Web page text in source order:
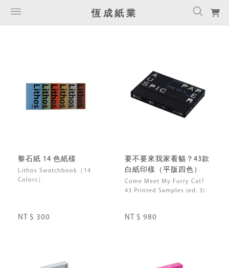
恆成紙業
黎石紙 14 色紙樣
Lithos Swatchbook（14
Colors）
NT $ 300
要不要來我家看貓？43款
白紙印樣（平版四色）
Come Meet My Furry Cat?
43 Printed Samples (ed. 3)
NT $ 980